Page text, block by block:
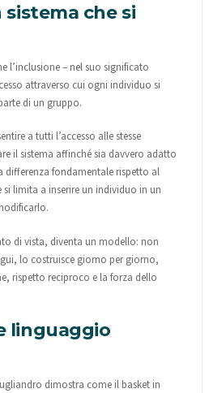
che si
l’inclusione – nel suo significato
attraverso cui ogni individuo si
di un gruppo.
a tutti l’accesso alle stesse
il sistema affinché sia davvero adatto
differenza fondamentale rispetto al
limita a inserire un individuo in un
di vista, diventa un modello: non
lo costruisce giorno per giorno,
rispetto reciproco e la forza dello
linguaggio
dimostra come il basket in